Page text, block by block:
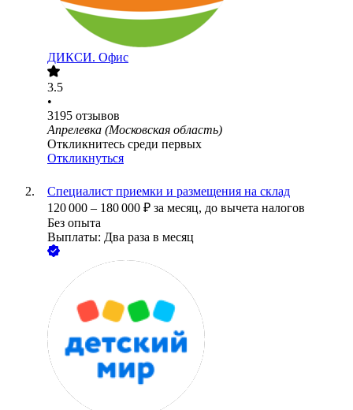
ДИКСИ. Офис
3.5
•
3195 отзывов
Апрелевка (Московская область)
Откликнитесь среди первых
Откликнуться
Специалист приемки и размещения на склад
120 000 – 180 000 ₽ за месяц, до вычета налогов
Без опыта
Выплаты: Два раза в месяц